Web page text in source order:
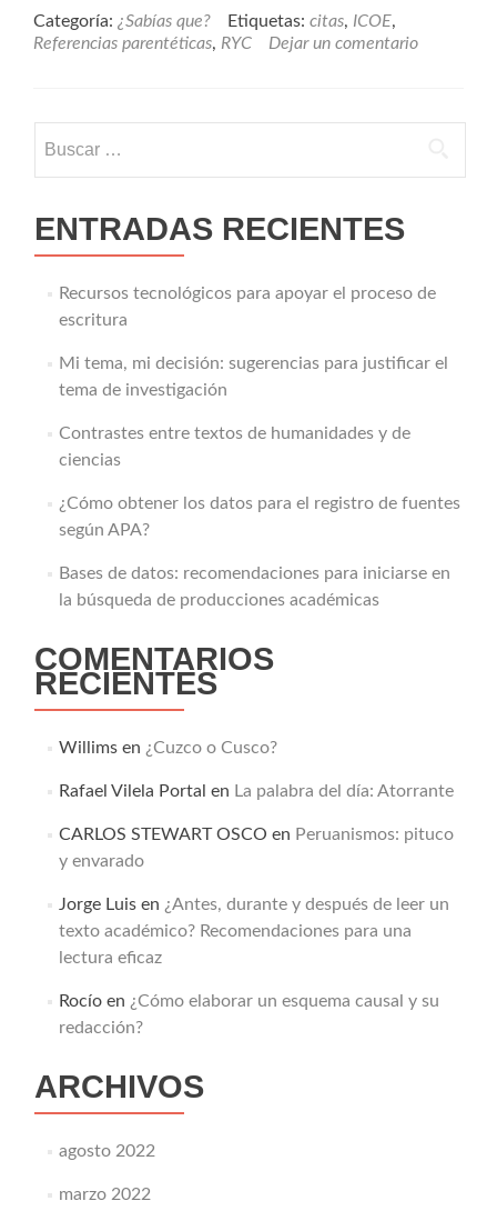
Categoría: ¿Sabías que? Etiquetas: citas, ICOE,
Referencias parentéticas, RYC Dejar un comentario
ENTRADAS RECIENTES
Recursos tecnológicos para apoyar el proceso de
escritura
Mi tema, mi decisión: sugerencias para justificar el
tema de investigación
Contrastes entre textos de humanidades y de
ciencias
¿Cómo obtener los datos para el registro de fuentes
según APA?
Bases de datos: recomendaciones para iniciarse en
la búsqueda de producciones académicas
COMENTARIOS
RECIENTES
Willimsen ¿Cuzco o Cusco?
Rafael Vilela Portal en La palabra del día: Atorrante
CARLOS STEWART OSCO en Peruanismos: pituco
y envarado
Jorge Luisen ¿Antes, durante y después de leer un
texto académico? Recomendaciones para una
lectura eficaz
Rocíoen ¿Cómo elaborar un esquema causal y su
redacción?
ARCHIVOS
agosto 2022
marzo 2022